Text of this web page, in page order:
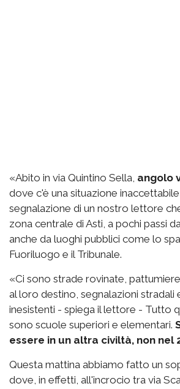
«Abito in via Quintino Sella, angolo
dove c'è una situazione
segnalazione di un nostro lettore
zona centrale di Asti, a pochi passi
anche da luoghi pubblici come lo
Fuoriluogo e il Tribunale.
«Ci sono strade rovinate,
al loro destino, segnalazioni stradali
inesistenti - spiega il lettore - Tutto
sono scuole superiori e elementari.
essere in un altra civiltà, non nel
Questa mattina abbiamo fatto un
dove, in effetti, all'incrocio tra via